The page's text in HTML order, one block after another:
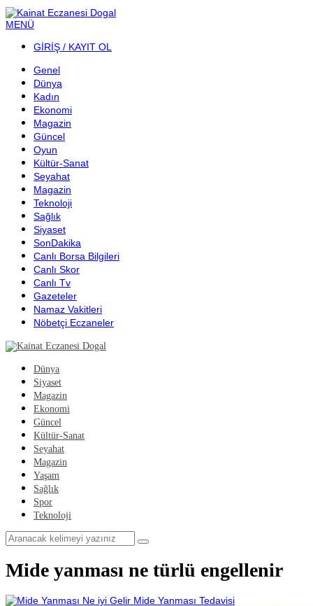
MENÜ
GİRİŞ / KAYIT OL
Genel
Dünya
Kadın
Ekonomi
Magazin
Güncel
Oyun
Kültür-Sanat
Seyahat
Magazin
Teknoloji
Sağlık
Siyaset
SonDakika
Canlı Borsa Bilgileri
Canlı Skor
Canlı Tv
Gazeteler
Namaz Vakitleri
Nöbetçi Eczaneler
Dünya
Siyaset
Magazin
Ekonomi
Güncel
Kültür-Sanat
Seyahat
Magazin
Yaşam
Sağlık
Spor
Teknoloji
Mide yanması ne türlü engellenir